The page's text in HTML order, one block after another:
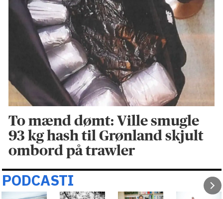
To mænd dømt: Ville smugle
93 kg hash til Grønland skjult
ombord på trawler
PODCASTI